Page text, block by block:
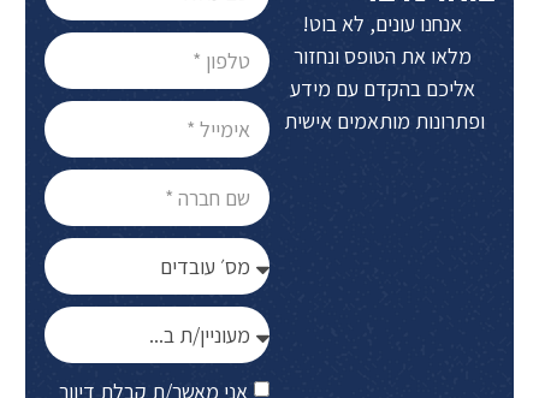
אנחנו עונים, לא בוט!
מלאו את הטופס ונחזור
אליכם בהקדם עם מידע
ופתרונות מותאמים אישית
אני מאשר/ת קבלת דיוור